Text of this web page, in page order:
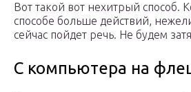
Вот такой вот нехитрый способ.
способе больше действий,
сейчас пойдет речь. Не будем
С компьютера на